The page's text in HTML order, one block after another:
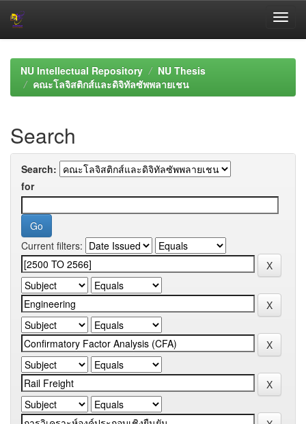
navigationNU Intellectual Repository
NU Thesis
คณะโลจิสติกส์และดิจิทัลซัพพลายเชน
Search
Search:
for
Current filters: